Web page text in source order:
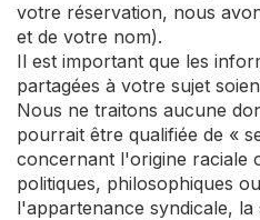
votre réservation, nous
et de votre nom).
Il est important que les
partagées à votre sujet
Nous ne traitons aucune
pourrait être qualifiée de «
concernant l'origine raciale
politiques, philosophiques
l'appartenance syndicale, la